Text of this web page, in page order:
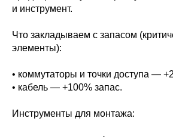
и инструмент.
Что закладываем с запасом
элементы):
• коммутаторы и точки доступа —
• кабель — +100% запас.
Инструменты для монтажа: